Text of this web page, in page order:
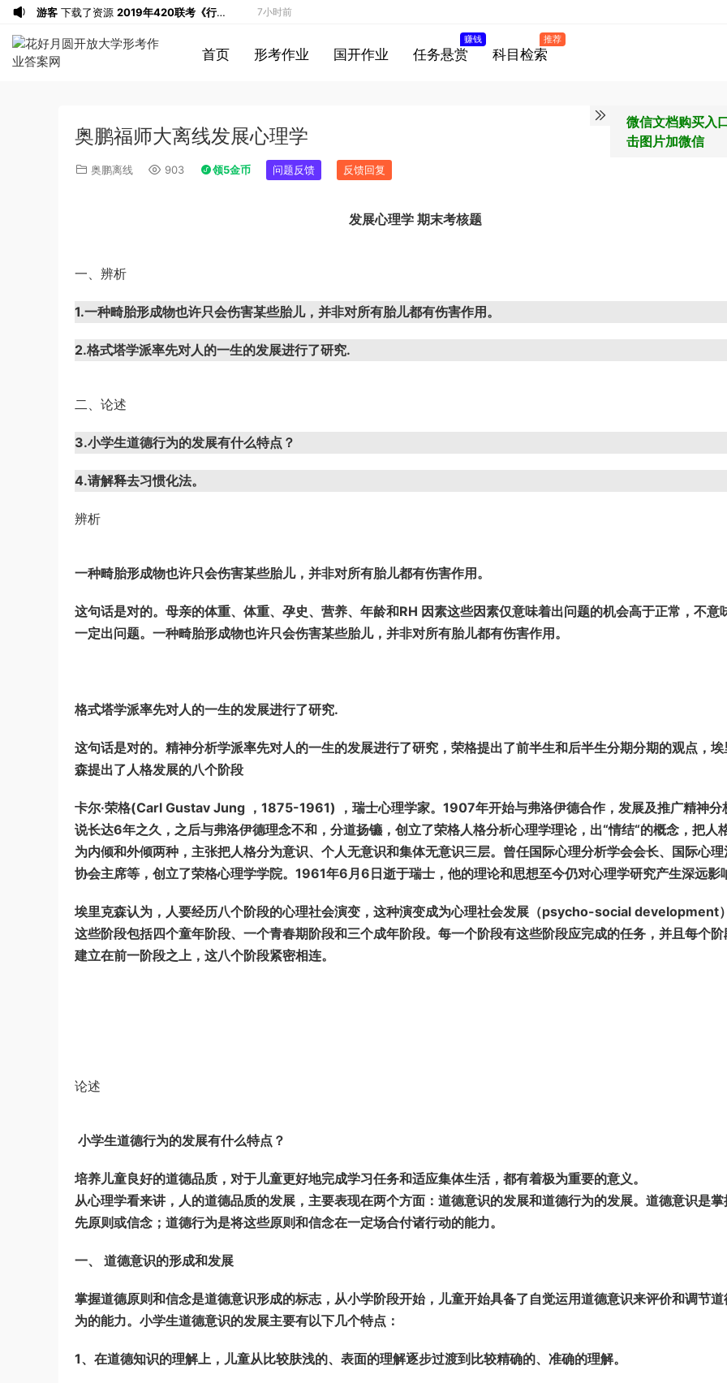
首页 形考作业 国开作业 任务悬赏
赚钱
科目检索
推荐
奥鹏福师大离线发展心理学
奥鹏离线 903 领5金币 问题反馈 反馈回复
发展心理学 期末考核题
一、辨析
1.一种畸胎形成物也许只会伤害某些胎儿，并非对所有胎儿都有伤害作用。
2.格式塔学派率先对人的一生的发展进行了研究.
二、论述
3.小学生道德行为的发展有什么特点？
4.请解释去习惯化法。
辨析
一种畸胎形成物也许只会伤害某些胎儿，并非对所有胎儿都有伤害作用。
这句话是对的。母亲的体重、体重、孕史、营养、年龄和RH 因素这些因素仅意味着出问题的机会高于正常，不意
一定出问题。一种畸胎形成物也许只会伤害某些胎儿，并非对所有胎儿都有伤害作用。
格式塔学派率先对人的一生的发展进行了研究.
这句话是对的。精神分析学派率先对人的一生的发展进行了研究，荣格提出了前半生和后半生分期分期的观点，埃
森提出了人格发展的八个阶段
卡尔·荣格(Carl Gustav Jung ，1875-1961) ，瑞士心理学家。1907年开始与弗洛伊德合作，发展及推广精神分
说长达6年之久，之后与弗洛伊德理念不和，分道扬镳，创立了荣格人格分析心理学理论，出“情结“的概念，把人
为内倾和外倾两种，主张把人格分为意识、个人无意识和集体无意识三层。曾任国际心理分析学会会长、国际心理
协会主席等，创立了荣格心理学学院。1961年6月6日逝于瑞士，他的理论和思想至今仍对心理学研究产生深远影
埃里克森认为，人要经历八个阶段的心理社会演变，这种演变成为心理社会发展（psycho-social development）
这些阶段包括四个童年阶段、一个青春期阶段和三个成年阶段。每一个阶段有这些阶段应完成的任务，并且每个阶
建立在前一阶段之上，这八个阶段紧密相连。
论述
小学生道德行为的发展有什么特点？
培养儿童良好的道德品质，对于儿童更好地完成学习任务和适应集体生活，都有着极为重要的意义。
从心理学看来讲，人的道德品质的发展，主要表现在两个方面：道德意识的发展和道德行为的发展。道德意识是掌
先原则或信念；道德行为是将这些原则和信念在一定场合付诸行动的能力。
一、 道德意识的形成和发展
掌握道德原则和信念是道德意识形成的标志，从小学阶段开始，儿童开始具备了自觉运用道德意识来评价和调节道
为的能力。小学生道德意识的发展主要有以下几个特点：
1、在道德知识的理解上，儿童从比较肤浅的、表面的理解逐步过渡到比较精确的、准确的理解。
微信文档购买入
击图片加微信
游客 下载了资源 2019年420联考《行
测》真题（河南县级以上）答案及解析
7小时前
a*******投稿收入增加60块钱
a*******
代寫國立空中大學
7小时前
《行测》真题（县级）答案及解析
下载了资源2004年广东公务员考试
9小时前
10小时前
10小时前
下载了资源2021年公务员多省联考
《申论》题（广西B卷）及参考答案
1******* 登录了本站 5小时前
录用考试《行测》真题（公检法卷）答案
1*******登录了本站 6小时前